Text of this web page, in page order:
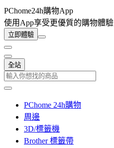
PChome24h購物App
使用App享受更優質的購物體驗
立即體驗
全站
PChome 24h購物
周邊
3D/標籤機
Brother 標籤帶